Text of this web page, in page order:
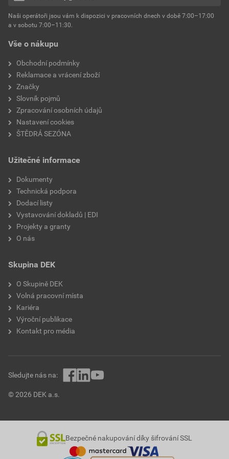
Environmentální prohlášení výrobku
Stáhnout
Velikost
hmotnost 25 kg
typ výrobku
faktor difuzního odporu
Vše o nákupu
Obchodní podmínky
Reklamace a vrácení zboží
Značky
Slovník pojmů
Zpracování osobních údajů
Nastavení cookies
ŠTĚDRÁ SEZÓNA
Užitečné informace
Dokumenty
Technická podpora
Dodací listy
Vystavování dokladů | EDI
Projekty a granty
O nás
Skupina DEK
O Skupině DEK
Volná pracovní místa
Kariéra
Výroční publikace
Kontakt pro média
Naši operátoři jsou vám k dispozici v pracovních dnech v době 7:00–17:00
a v sobotu 7:00–11:30.
© 2026 DEK a.s.
Sledujte nás na:
Bezpečné nakupování díky šifrování SSL